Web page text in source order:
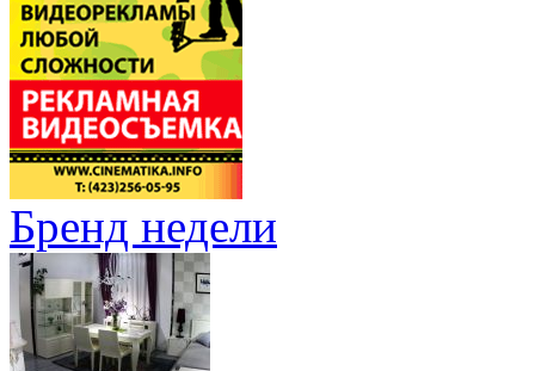
Бренд недели